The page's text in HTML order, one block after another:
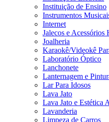
Instituição de Ensino
Instrumentos
Internet
Jalecos e Acessórios
Joalheria
Karaokê/Videokê
Laboratório Óptico
Lanchonete
Lanternagem e
Lar Para Idosos
Lava Jato
Lava Jato e Estética
Lavanderia
Limpeza de Carros